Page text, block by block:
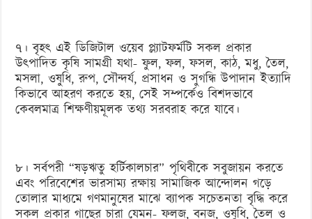
৭। বৃহৎ এই ডিজিটাল ওয়েব প্ল্যাটফর্মটি সকল প্রকার
উৎপাদিত কৃষি সামগ্রী যথা- ফুল, ফল, ফসল, কাঠ, মধু, তৈল,
মসলা, ওষুধি, রুপ, সৌন্দর্য, প্রসাধন ও সুগন্ধি উপাদান ইত্যাদি
কিভাবে আহরণ করতে হয়, সেই সম্পর্কেও বিশদভাবে
কেবলমাত্র শিক্ষণীয়মূলক তথ্য সরবরাহ করে যাবে।
৮। সর্বপরী “ষড়ঋতু হর্টিকালচার” পৃথিবীকে সবুজায়ন করতে
এবং পরিবেশের ভারসাম্য রক্ষায় সামাজিক আন্দোলন গড়ে
তোলার মাধ্যমে গণমানুষের মাঝে ব্যাপক সচেতনতা বৃদ্ধি করে
সকল প্রকার গাছের চারা যেমন- ফলজ, বনজ, ওষুধি, তৈল ও